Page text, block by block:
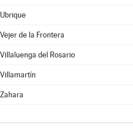
Ubrique
Vejer de la Frontera
Villaluenga del Rosario
Villamartín
Zahara